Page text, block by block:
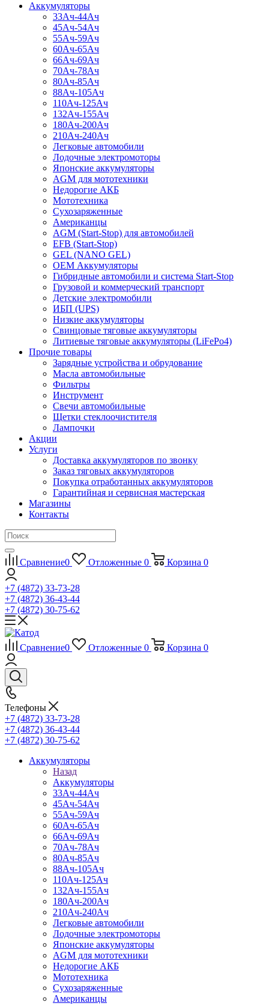
Аккумуляторы
33Ач-44Ач
45Ач-54Ач
55Ач-59Ач
60Ач-65Ач
66Ач-69Ач
70Ач-78Ач
80Ач-85Ач
88Ач-105Ач
110Ач-125Ач
132Ач-155Ач
180Ач-200Ач
210Ач-240Ач
Легковые автомобили
Лодочные электромоторы
Японские аккумуляторы
AGM для мототехники
Недорогие АКБ
Мототехника
Сухозаряженные
Американцы
AGM (Start-Stop) для автомобилей
EFB (Start-Stop)
GEL (NANO GEL)
OEM Аккумуляторы
Гибридные автомобили и система Start-Stop
Грузовой и коммерческий транспорт
Детские электромобили
ИБП (UPS)
Низкие аккумуляторы
Свинцовые тяговые аккумуляторы
Литиевые тяговые аккумуляторы (LiFePo4)
Прочие товары
Зарядные устройства и обрудование
Масла автомобильные
Фильтры
Инструмент
Свечи автомобильные
Щетки стеклоочистителя
Лампочки
Акции
Услуги
Доставка аккумуляторов по звонку
Заказ тяговых аккумуляторов
Покупка отработанных аккумуляторов
Гарантийная и сервисная мастерская
Магазины
Контакты
Сравнение0 Отложенные 0 Корзина 0
+7 (4872) 33-73-28
+7 (4872) 36-43-44
+7 (4872) 30-75-62
Сравнение0 Отложенные 0 Корзина 0
Телефоны
+7 (4872) 33-73-28
+7 (4872) 36-43-44
+7 (4872) 30-75-62
Аккумуляторы
Назад
Аккумуляторы
33Ач-44Ач
45Ач-54Ач
55Ач-59Ач
60Ач-65Ач
66Ач-69Ач
70Ач-78Ач
80Ач-85Ач
88Ач-105Ач
110Ач-125Ач
132Ач-155Ач
180Ач-200Ач
210Ач-240Ач
Легковые автомобили
Лодочные электромоторы
Японские аккумуляторы
AGM для мототехники
Недорогие АКБ
Мототехника
Сухозаряженные
Американцы